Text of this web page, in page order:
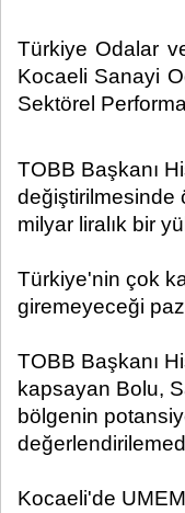
Türkiye Odalar
Kocaeli Sanayi
Sektörel
TOBB Başkanı
değiştirilmesinde
milyar liralık bir
Türkiye'nin çok
giremeyeceği
TOBB Başkanı
kapsayan Bolu,
bölgenin
Kocaeli'de